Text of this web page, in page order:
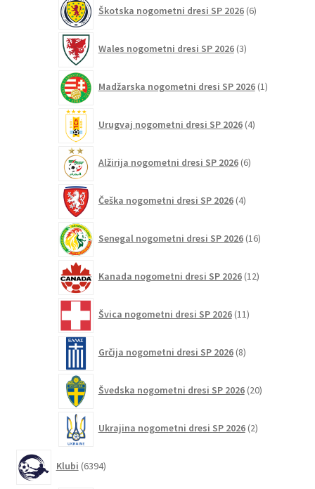
Škotska nogometni dresi SP 2026 6izdelkov
Wales nogometni dresi SP 2026 3izdelki
Madžarska nogometni dresi SP 2026 1izdelek
Urugvaj nogometni dresi SP 2026 4izdelki
Alžirija nogometni dresi SP 2026 6izdelkov
Češka nogometni dresi SP 2026 4izdelki
Senegal nogometni dresi SP 2026 16izdelkov
Kanada nogometni dresi SP 2026 12izdelkov
Švica nogometni dresi SP 2026 11izdelkov
Grčija nogometni dresi SP 2026 8izdelkov
Švedska nogometni dresi SP 2026 20izdelkov
Ukrajina nogometni dresi SP 2026 2izdelka
Klubi 6394izdelkov